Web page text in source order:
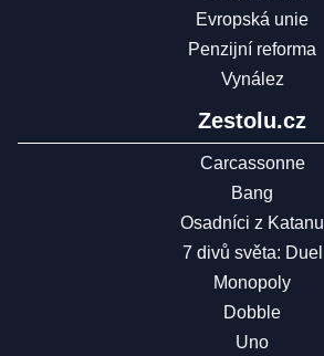
Evropská unie
Penzijní reforma
Vynález
Zestolu.cz
Carcassonne
Bang
Osadníci z Katanu
7 divů světa: Duel
Monopoly
Dobble
Uno